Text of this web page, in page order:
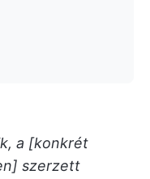
a [konkrét
szerzett